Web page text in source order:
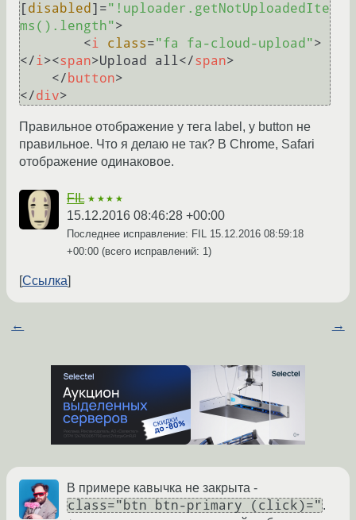
[disabled ]="!uploader.getNotUploadedIte
ms().length">
<i class="fa fa-cloud-upload">
</i><span>Upload all</span>
</ button>
</div>
Правильное отображение у тега label, у button не
правильное. Что я делаю не так? В Chrome, Safari
отображение одинаковое.
FIL ★★★★
15.12.2016 08:46:28 +00:00
Последнее исправление: FIL 15.12.2016 08:59:18
+00:00 (всего исправлений: 1)
Ссылка
← →
В примере кавычка не закрыта -
class="btn btn-primary (click)=" .